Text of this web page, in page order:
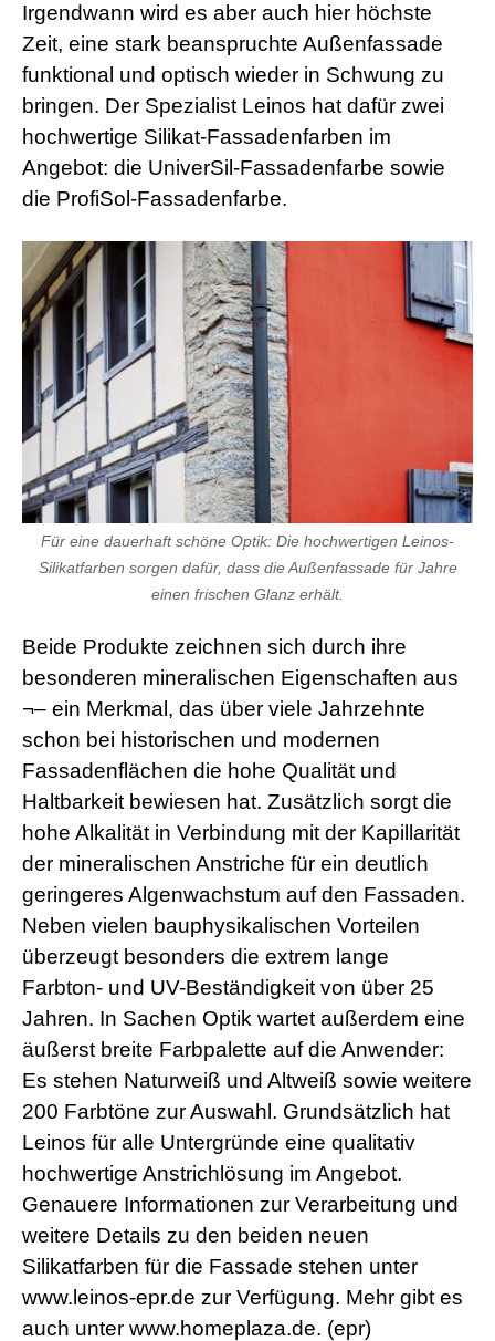
Irgendwann wird es aber auch hier höchste
Zeit, eine stark beanspruchte Außenfassade
funktional und optisch wieder in Schwung zu
bringen. Der Spezialist Leinos hat dafür zwei
hochwertige Silikat-Fassadenfarben im
Angebot: die UniverSil-Fassadenfarbe sowie
die ProfiSol-Fassadenfarbe.
Für eine dauerhaft schöne Optik: Die hochwertigen Leinos-
Silikatfarben sorgen dafür, dass die Außenfassade für Jahre
einen frischen Glanz erhält.
Beide Produkte zeichnen sich durch ihre
besonderen mineralischen Eigenschaften aus
¬– ein Merkmal, das über viele Jahrzehnte
schon bei historischen und modernen
Fassadenflächen die hohe Qualität und
Haltbarkeit bewiesen hat. Zusätzlich sorgt die
hohe Alkalität in Verbindung mit der Kapillarität
der mineralischen Anstriche für ein deutlich
geringeres Algenwachstum auf den Fassaden.
Neben vielen bauphysikalischen Vorteilen
überzeugt besonders die extrem lange
Farbton- und UV-Beständigkeit von über 25
Jahren. In Sachen Optik wartet außerdem eine
äußerst breite Farbpalette auf die Anwender:
Es stehen Naturweiß und Altweiß sowie weitere
200 Farbtöne zur Auswahl. Grundsätzlich hat
Leinos für alle Untergründe eine qualitativ
hochwertige Anstrichlösung im Angebot.
Genauere Informationen zur Verarbeitung und
weitere Details zu den beiden neuen
Silikatfarben für die Fassade stehen unter
www.leinos-epr.de zur Verfügung. Mehr gibt es
auch unter www.homeplaza.de. (epr)